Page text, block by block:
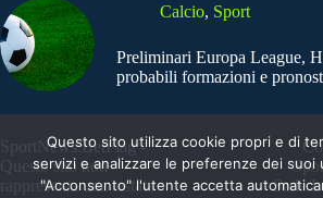
Calcio, Sport
Preliminari Europa League,
probabili formazioni e
SportNews.BetFlag -
Questo sito non
rappresenta una testata
Sede
Questo sito utilizza cookie propri e di
servizi e analizzare le preferenze dei suoi
"Acconsento" l'utente accetta